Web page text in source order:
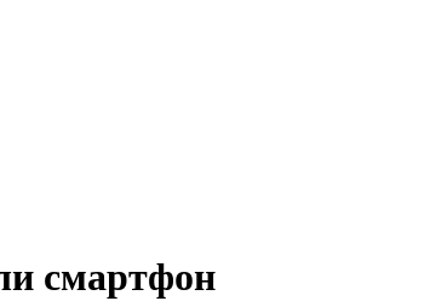
смартфон